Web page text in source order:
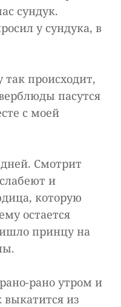
сундук.
у сундука, в
происходит,
пасутся
с моей
Смотрит
и
которую
остается
принцу на
рано утром и
выкатится из